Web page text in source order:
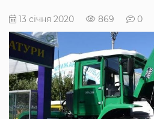
13 січня 2020 869 0